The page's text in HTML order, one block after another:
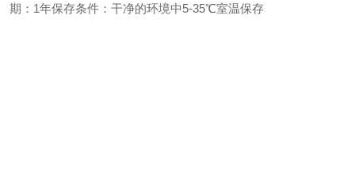
期： 1年保存条件：干净的环境中5-35℃室温保存